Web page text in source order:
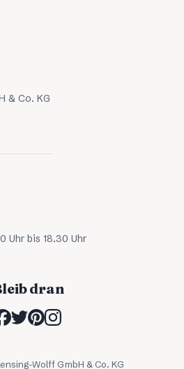
& Co. KG
Uhr bis 18.30 Uhr
dran
Wolff GmbH & Co. KG